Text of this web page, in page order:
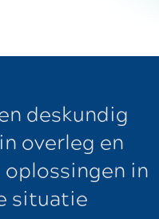
deskundig
overleg en
oplossingen in
situatie